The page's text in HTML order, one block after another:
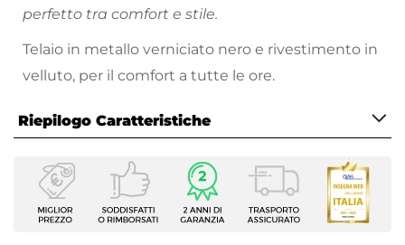
perfetto tra comfort e stile.
Telaio in metallo verniciato nero e rivestimento in
velluto, per il comfort a tutte le ore.
Riepilogo Caratteristiche
Caratteristiche
Tipologia
Sedia